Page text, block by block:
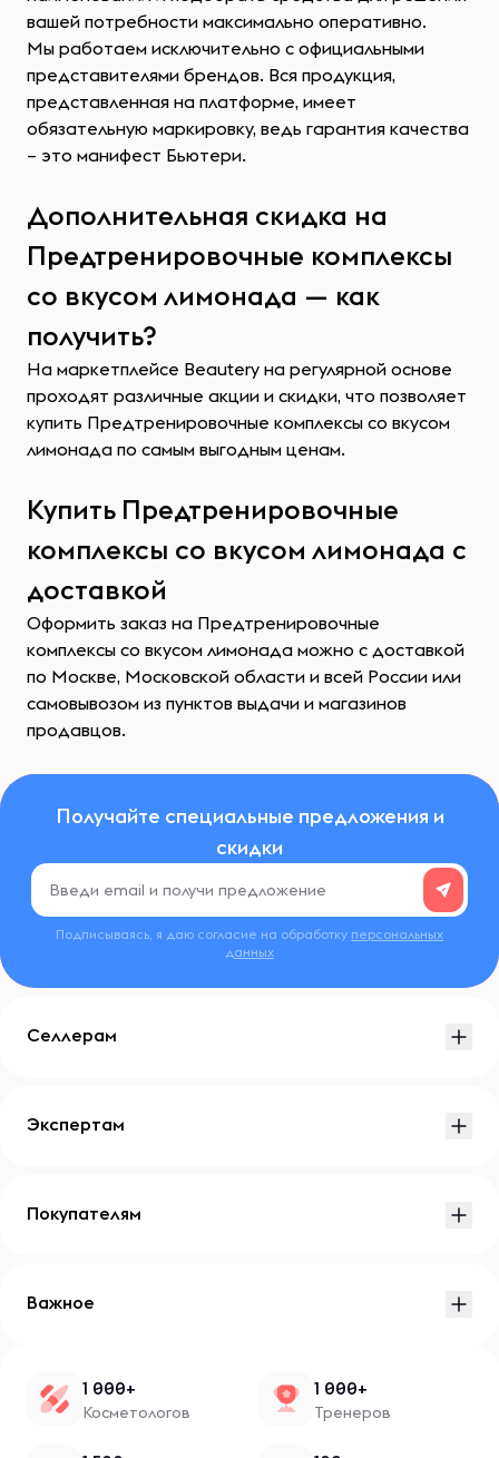
вашей потребности максимально оперативно.
Мы работаем исключительно с официальными
представителями брендов. Вся продукция,
представленная на платформе, имеет
обязательную маркировку, ведь гарантия качества
– это манифест Бьютери.
Дополнительная скидка на
Предтренировочные комплексы
со вкусом лимонада — как
получить?
На маркетплейсе Beautery на регулярной основе
проходят различные акции и скидки, что позволяет
купить Предтренировочные комплексы со вкусом
лимонада по самым выгодным ценам.
Купить Предтренировочные
комплексы со вкусом лимонада с
доставкой
Оформить заказ на Предтренировочные
комплексы со вкусом лимонада можно с доставкой
по Москве, Московской области и всей России или
самовывозом из пунктов выдачи и магазинов
продавцов.
Получайте специальные предложения и
скидки
Подписываясь, я даю согласие на обработку персональных
данных
Селлерам
Экспертам
Покупателям
Важное
1 000+
Косметологов
1 000+
Тренеров